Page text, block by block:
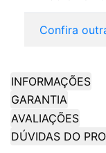
Confira
INFORMAÇÕES
GARANTIA
AVALIAÇÕES
DÚVIDAS DO